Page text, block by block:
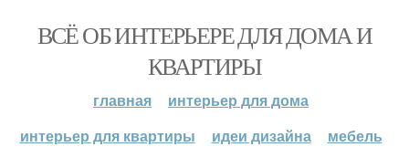
ВСЁ ОБ ИНТЕРЬЕРЕ ДЛЯ ДОМА И
КВАРТИРЫ
главная
интерьер для дома
интерьер для квартиры
идеи дизайна мебель